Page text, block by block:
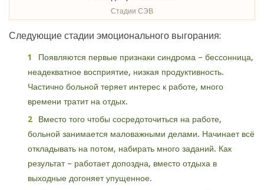
Стадии СЭВ
Следующие стадии эмоционального выгорания:
Появляются первые признаки синдрома – бессонница,
неадекватное восприятие, низкая продуктивность.
Частично больной теряет интерес к работе, много
времени тратит на отдых.
Вместо того чтобы сосредоточиться на работе,
больной занимается маловажными делами. Начинает всё
откладывать на потом, набирать много заданий. Как
результат – работает допоздна, вместо отдыха в
выходные догоняет упущенное.